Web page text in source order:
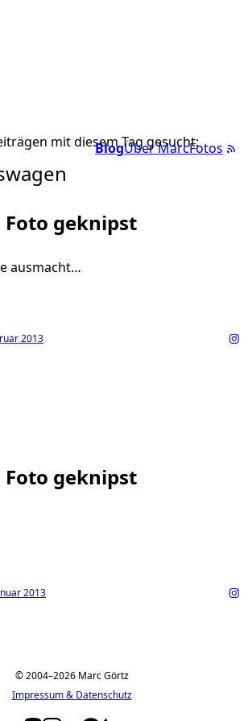
BlogÜber MarcFotos
mit diesem Tag gesucht:
geknipst
ausmacht…
2013
geknipst
2013
© 2004–2026 Marc Görtz
Impressum & Datenschutz